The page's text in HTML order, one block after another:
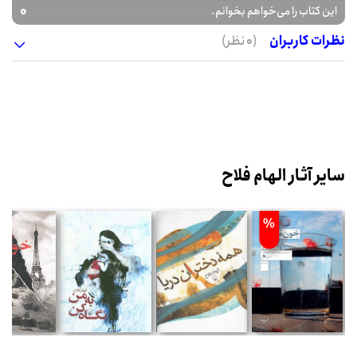
این کتاب را می‌خواهم بخوانم.
0
نظرات کاربران
(0 نظر)
سایر آثار الهام فلاح
%